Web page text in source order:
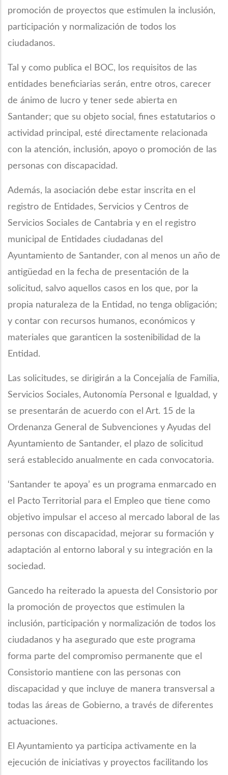
promoción de proyectos que estimulen la inclusión,
participación y normalización de todos los
ciudadanos.
Tal y como publica el BOC, los requisitos de las
entidades beneficiarias serán, entre otros, carecer
de ánimo de lucro y tener sede abierta en
Santander; que su objeto social, fines estatutarios o
actividad principal, esté directamente relacionada
con la atención, inclusión, apoyo o promoción de las
personas con discapacidad.
Además, la asociación debe estar inscrita en el
registro de Entidades, Servicios y Centros de
Servicios Sociales de Cantabria y en el registro
municipal de Entidades ciudadanas del
Ayuntamiento de Santander, con al menos un año de
antigüedad en la fecha de presentación de la
solicitud, salvo aquellos casos en los que, por la
propia naturaleza de la Entidad, no tenga obligación;
y contar con recursos humanos, económicos y
materiales que garanticen la sostenibilidad de la
Entidad.
Las solicitudes, se dirigirán a la Concejalía de Familia,
Servicios Sociales, Autonomía Personal e Igualdad, y
se presentarán de acuerdo con el Art. 15 de la
Ordenanza General de Subvenciones y Ayudas del
Ayuntamiento de Santander, el plazo de solicitud
será establecido anualmente en cada convocatoria.
‘Santander te apoya’ es un programa enmarcado en
el Pacto Territorial para el Empleo que tiene como
objetivo impulsar el acceso al mercado laboral de las
personas con discapacidad, mejorar su formación y
adaptación al entorno laboral y su integración en la
sociedad.
Gancedo ha reiterado la apuesta del Consistorio por
la promoción de proyectos que estimulen la
inclusión, participación y normalización de todos los
ciudadanos y ha asegurado que este programa
forma parte del compromiso permanente que el
Consistorio mantiene con las personas con
discapacidad y que incluye de manera transversal a
todas las áreas de Gobierno, a través de diferentes
actuaciones.
El Ayuntamiento ya participa activamente en la
ejecución de iniciativas y proyectos facilitando los